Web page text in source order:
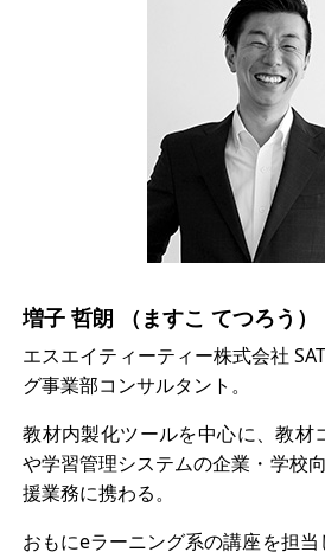
増子 哲朗 （ますこ てつろう）
エスエイティーティー株式会社
グ事業部コンサルタント。
教材内製化ツールを中心に、教材
や学習管理システムの企業・学校
援業務に携わる。
おもにeラーニング系の講座を担